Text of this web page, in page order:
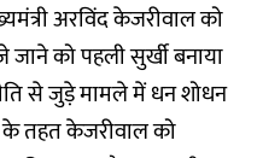
अरविंद केजरीवाल को
जाने को पहली सुर्खी बनाया
से जुड़े मामले में धन शोधन
तहत केजरीवाल को